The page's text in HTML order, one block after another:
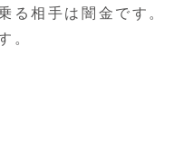
相手は闇金です。
。